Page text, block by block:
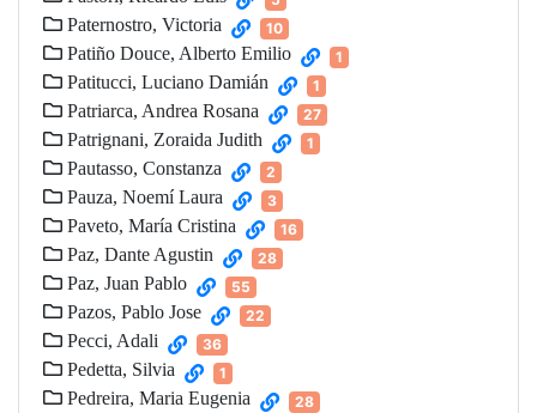
Paternostro, Victoria 10
Patiño Douce, Alberto Emilio 1
Patitucci, Luciano Damián 1
Patriarca, Andrea Rosana 27
Patrignani, Zoraida Judith 1
Pautasso, Constanza 2
Pauza, Noemí Laura 3
Paveto, María Cristina 16
Paz, Dante Agustin 28
Paz, Juan Pablo 55
Pazos, Pablo Jose 22
Pecci, Adali 36
Pedetta, Silvia 1
Pedreira, Maria Eugenia 28